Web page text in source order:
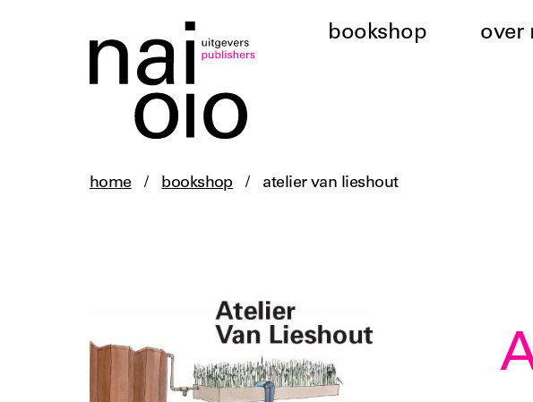
bookshop over
home / bookshop / atelier van lieshout